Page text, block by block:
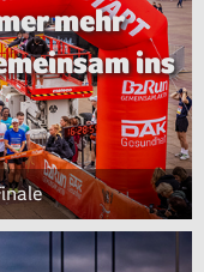
mehr
ins